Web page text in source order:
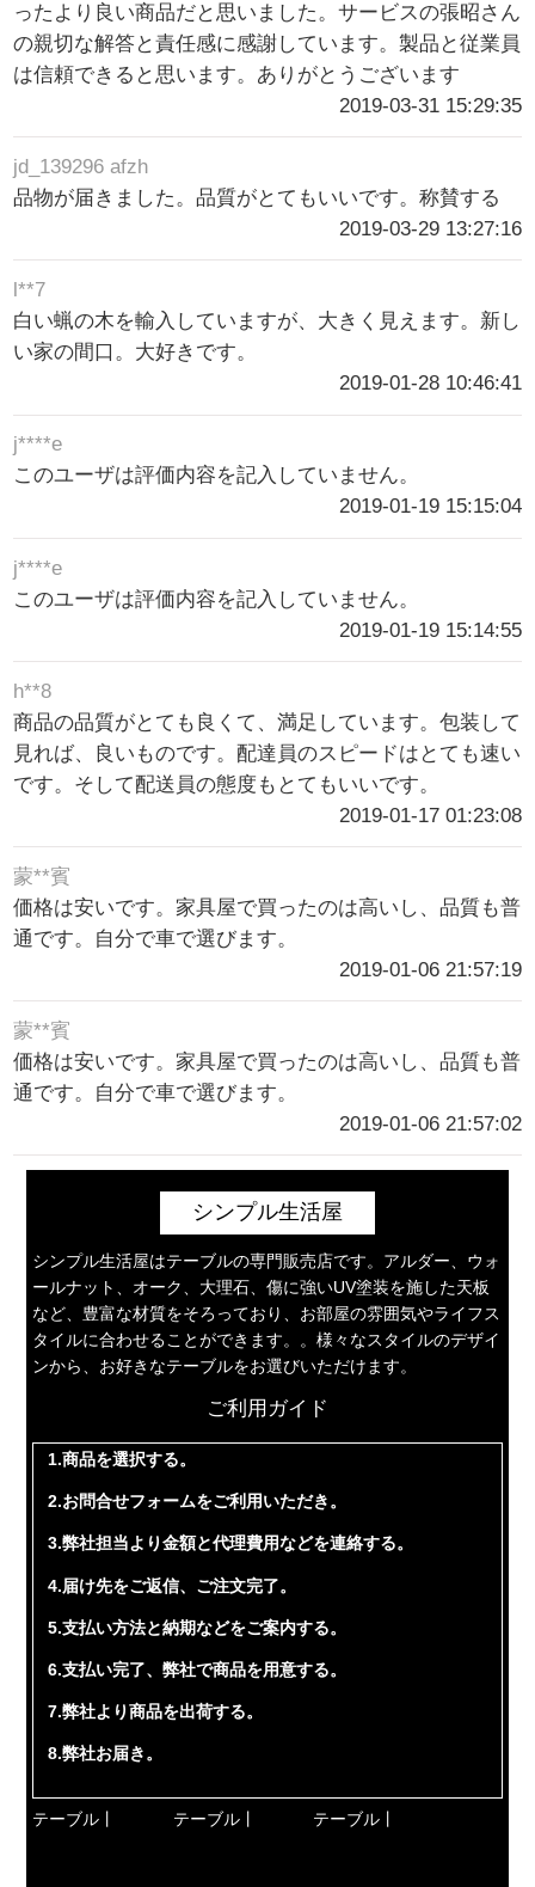
ったより良い商品だと思いました。サービスの張昭さん
の親切な解答と責任感に感謝しています。製品と従業員
は信頼できると思います。ありがとうございます
2019-03-31 15:29:35
jd_139296 afzh
品物が届きました。品質がとてもいいです。称賛する
2019-03-29 13:27:16
l**7
白い蝋の木を輸入していますが、大きく見えます。新し
い家の間口。大好きです。
2019-01-28 10:46:41
j****e
このユーザは評価内容を記入していません。
2019-01-19 15:15:04
j****e
このユーザは評価内容を記入していません。
2019-01-19 15:14:55
h**8
商品の品質がとても良くて、満足しています。包装して
見れば、良いものです。配達員のスピードはとても速い
です。そして配送員の態度もとてもいいです。
2019-01-17 01:23:08
蒙**賓
価格は安いです。家具屋で買ったのは高いし、品質も普
通です。自分で車で選びます。
2019-01-06 21:57:19
蒙**賓
価格は安いです。家具屋で買ったのは高いし、品質も普
通です。自分で車で選びます。
2019-01-06 21:57:02
シンプル生活屋
シンプル生活屋はテーブルの専門販売店です。アルダー、ウォ
ールナット、オーク、大理石、傷に強いUV塗装を施した天板
など、豊富な材質をそろっており、お部屋の雰囲気やライフス
タイルに合わせることができます。。様々なスタイルのデザイ
ンから、お好きなテーブルをお選びいただけます。
ご利用ガイド
1.商品を選択する。
2.お問合せフォームをご利用いただき。
3.弊社担当より金額と代理費用などを連絡する。
4.届け先をご返信、ご注文完了。
5.支払い方法と納期などをご案内する。
6.支払い完了、弊社で商品を用意する。
7.弊社より商品を出荷する。
8.弊社お届き。
テーブル丨 テーブル丨 テーブル丨